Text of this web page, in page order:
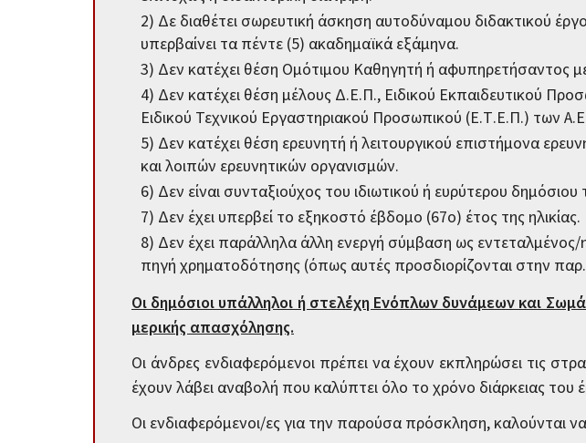
2) Δε διαθέτει σωρευτική άσκηση αυτοδύναμου διδακτικού
υπερβαίνει τα πέντε (5) ακαδημαϊκά εξάμηνα.
3) Δεν κατέχει θέση Ομότιμου Καθηγητή ή αφυπηρετήσαντος
4) Δεν κατέχει θέση μέλους Δ.Ε.Π., Ειδικού Εκπαιδευτικού
Ειδικού Τεχνικού Εργαστηριακού Προσωπικού (Ε.Τ.Ε.Π.) των
5) Δεν κατέχει θέση ερευνητή ή λειτουργικού επιστήμονα
και λοιπών ερευνητικών οργανισμών.
6) Δεν είναι συνταξιούχος του ιδιωτικού ή ευρύτερου δημόσιου
7) Δεν έχει υπερβεί το εξηκοστό έβδομο (67ο) έτος της ηλικίας.
8) Δεν έχει παράλληλα άλλη ενεργή σύμβαση ως
πηγή χρηματοδότησης (όπως αυτές προσδιορίζονται στην
Οι δημόσιοι υπάλληλοι ή στελέχη Ενόπλων δυνάμεων και
μερικής απασχόλησης.
Οι άνδρες ενδιαφερόμενοι πρέπει να έχουν εκπληρώσει τις
έχουν λάβει αναβολή που καλύπτει όλο το χρόνο διάρκειας του
Οι ενδιαφερόμενοι/ες για την παρούσα πρόσκληση,